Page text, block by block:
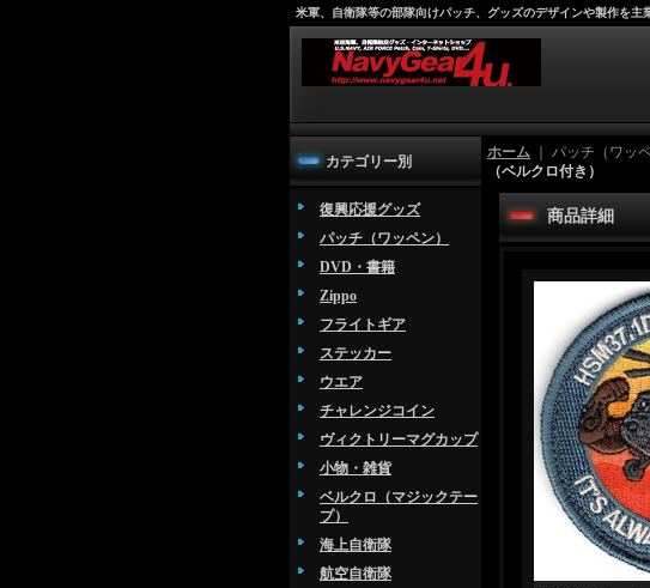
米軍、自衛隊等の部隊向けパッチ、グッズのデザインや製作を主
カテゴリー別
復興応援グッズ
パッチ（ワッペン）
DVD・書籍
Zippo
フライトギア
ステッカー
ウエア
チャレンジコイン
ヴィクトリーマグカップ
小物・雑貨
ベルクロ（マジックテー
プ）
海上自衛隊
航空自衛隊
ホーム ｜ パッチ（ワッ
（ベルクロ付き）
商品詳細